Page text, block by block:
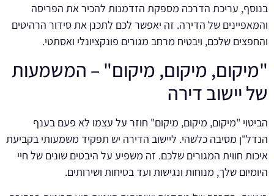
בנוסף, עריכת הדרכה מספקת הזדמנות להכיר את הפריסה
והמאפיינים של הדירה. זה יאפשר לכם לתכנן את סידור הרהיטים
והחפצים שלכם, ויבטיח מרחב מגורים פונקציונלי ואסתטי.
"מיקום, מיקום, מיקום" – המשמעות
של יישוב דירה
הביטוי "מיקום, מיקום, מיקום" חוזר על עצמו לא פעם בענף
הנדל"ן מסיבה כלשהי. ליישוב הדירה יש תפקיד משמעותי בקביעת
איכות חווית המגורים שלכם. זה משפיע על היבטים שונים של חיי
היומיום שלך, מנוחות ונגישות ועד בטיחות ושירותים.